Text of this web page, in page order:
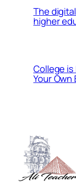
The
higher
College is
Your